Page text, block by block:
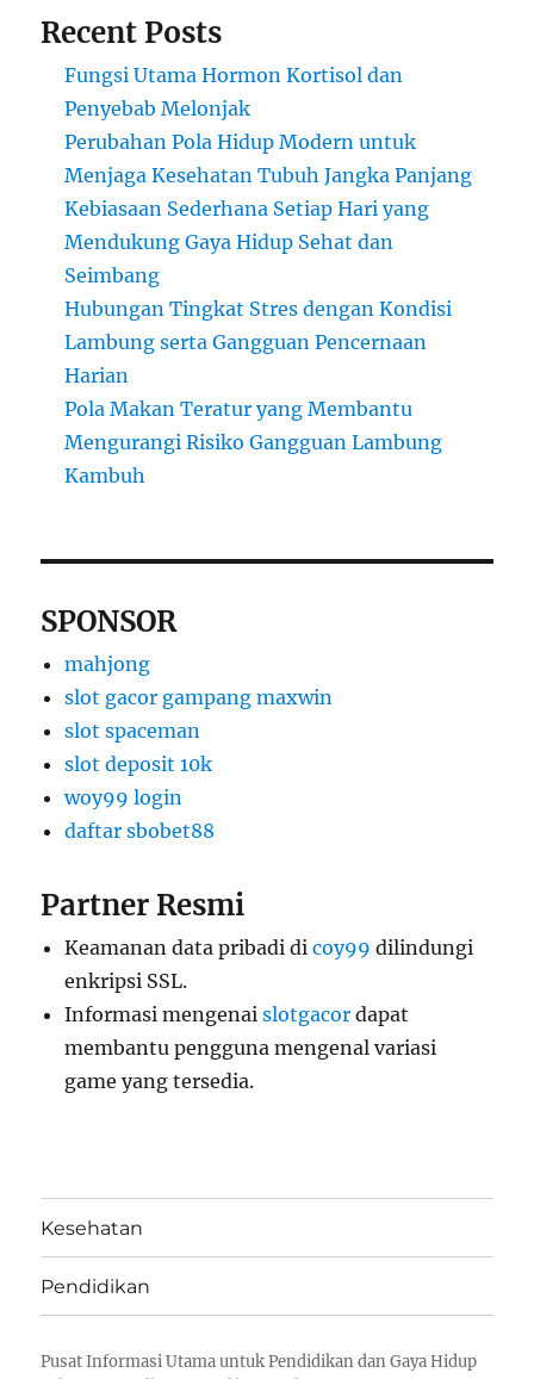
Recent Posts
Fungsi Utama Hormon Kortisol dan
Penyebab Melonjak
Perubahan Pola Hidup Modern untuk
Menjaga Kesehatan Tubuh Jangka Panjang
Kebiasaan Sederhana Setiap Hari yang
Mendukung Gaya Hidup Sehat dan
Seimbang
Hubungan Tingkat Stres dengan Kondisi
Lambung serta Gangguan Pencernaan
Harian
Pola Makan Teratur yang Membantu
Mengurangi Risiko Gangguan Lambung
Kambuh
SPONSOR
mahjong
slot gacor gampang maxwin
slot spaceman
slot deposit 10k
woy99 login
daftar sbobet88
Partner Resmi
Keamanan data pribadi dicoy99 dilindungi
enkripsi SSL.
Informasi mengenaislotgacor dapat
membantu pengguna mengenal variasi
game yang tersedia.
Kesehatan
Pendidikan
Pusat Informasi Utama untuk Pendidikan dan Gaya Hidup